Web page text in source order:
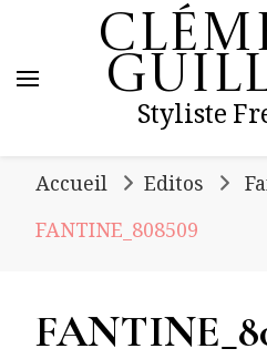
Styliste
Accueil Editos
FANTINE_808509